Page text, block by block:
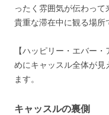
ったく雰囲気が伝わって
貴重な滞在中に観る場所
【ハッピリー・エバー
めにキャッスル全体が
ます。
キャッスルの裏側